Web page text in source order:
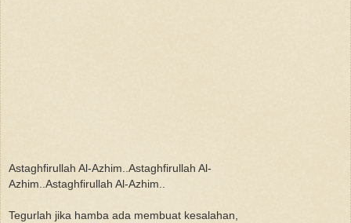
Astaghfirullah Al-Azhim..Astaghfirullah Al-
Azhim..Astaghfirullah Al-Azhim..
Tegurlah jika hamba ada membuat kesalahan,